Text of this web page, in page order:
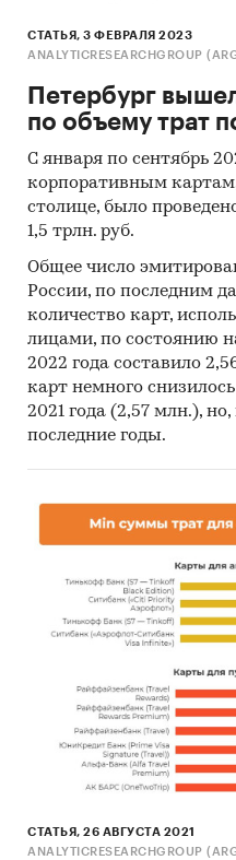
СТАТЬЯ, 3 ФЕВРАЛЯ 2023
ANALYTICRESEARCHGROUP
Петербург
по объему трат
С января по сентябрь
корпоративным
столице, было
1,5 трлн. руб.
Общее число
России, по последним
количество карт,
лицами, по состоянию
2022 года составило
карт немного
2021 года (2,57 млн.),
последние годы.
СТАТЬЯ, 26 АВГУСТА 2021
ANALYTICRESEARCHGROUP